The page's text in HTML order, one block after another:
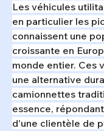
Les véhicules
en particulier les
connaissent une
croissante en
monde entier. Ces
une alternative
camionnettes
essence,
d'une clientèle de